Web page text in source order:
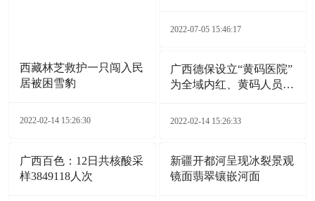
西藏林芝救护一只闯入民
居被困雪豹
2022-02-14 15:26:30
2022-07-05 15:46:17
广西德保设立“黄码医院”
为全域内红、黄码人员就
2022-02-14 15:26:33
广西百色：12日共核酸采
样3849118人次
新疆开都河呈现冰裂景观
镜面翡翠镶嵌河面